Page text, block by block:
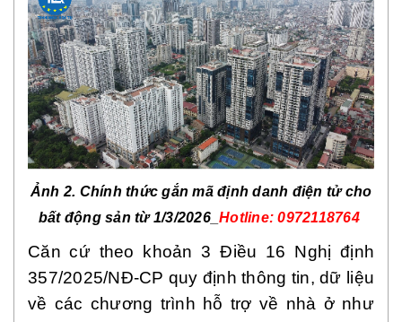
Ảnh 2. Chính thức gắn mã định danh điện tử cho
bất động sản từ 1/3/2026_Hotline: 0972118764
Căn cứ theo khoản 3 Điều 16 Nghị định
357/2025/NĐ-CP quy định thông tin, dữ liệu
về các chương trình hỗ trợ về nhà ở như